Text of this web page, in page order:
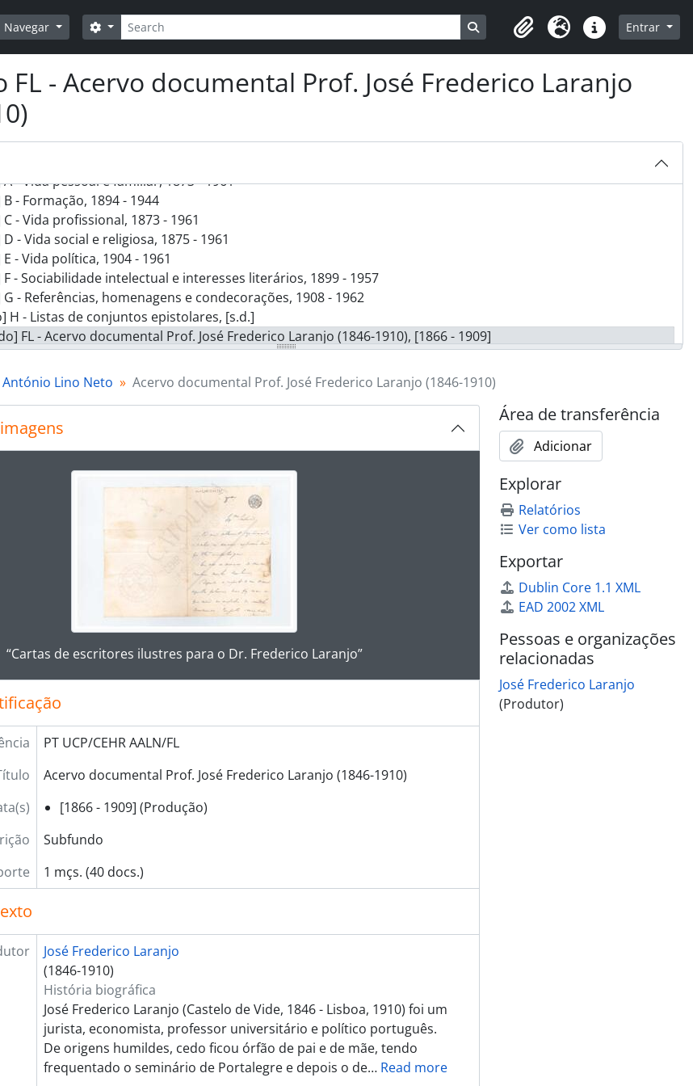
Navegar
Pesquisar
Opções de busca Busque na página de navegação
Clipboard
Idioma Ligações rápidas
Entrar
FL - Acervo documental Prof. José Frederico Laranjo
A - Vida pessoal e familiar, 1873 - 1961
B - Formação, 1894 - 1944
C - Vida profissional, 1873 - 1961
D - Vida social e religiosa, 1875 - 1961
E - Vida política, 1904 - 1961
F - Sociabilidade intelectual e interesses literários, 1899 - 1957
G - Referências, homenagens e condecorações, 1908 - 1962
H - Listas de conjuntos epistolares, [s.d.]
FL - Acervo documental Prof. José Frederico Laranjo (1846-1910), [1866 - 1909]
A - Contactos e relacionamento social, [1866 - 1909]
Lino Neto
Acervo documental Prof. José Frederico Laranjo (1846-1910)
slide atual deste carrossel, o título da descrição exibido no carrossel seguinte será alterado. Clicando em
link deste título da descrição a página de visualização da descrição deste objeto digital será aberta. O texto
“Cartas de escritores ilustres para o Dr. Frederico Laranjo”
PT UCP/CEHR AALN/FL
Acervo documental Prof. José Frederico Laranjo (1846-1910)
[1866 - 1909] (Produção)
Subfundo
1 mçs. (40 docs.)
José Frederico Laranjo
(1846-1910)
História biográfica
José Frederico Laranjo (Castelo de Vide, 1846 - Lisboa, 1910) foi um
jurista, economista, professor universitário e político português.
De origens humildes, cedo ficou órfão de pai e de mãe, tendo
frequentado o seminário de Portalegre e depois o de… Read more
Área de transferência
Adicionar
Explorar
Relatórios
Ver como lista
Exportar
Dublin Core 1.1 XML
EAD 2002 XML
Pessoas e organizações
relacionadas
José Frederico Laranjo
(Produtor)